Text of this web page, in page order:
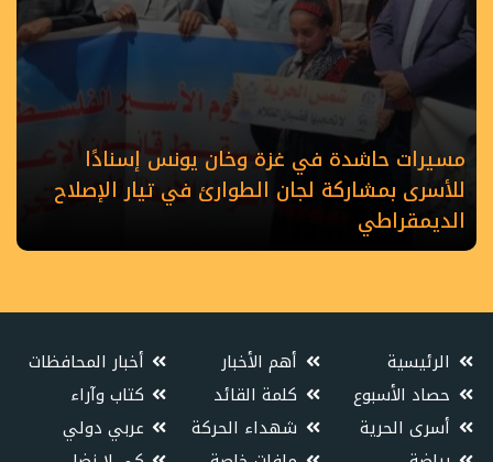
مسيرات حاشدة في غزة وخان يونس إسنادًا
للأسرى بمشاركة لجان الطوارئ في تيار الإصلاح
الديمقراطي
الرئيسية أهم الأخبار
أخبار المحافظات
حصاد الأسبوع
كلمة القائد
كتاب وآراء
أسرى الحرية
شهداء الحركة
عربي دولي